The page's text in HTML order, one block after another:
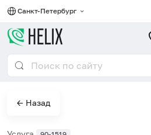
Санкт-Петербург
← Назад